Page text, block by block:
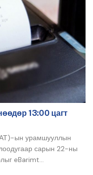
13:00 цагт
ын урамшууллын
сарын 22-ны
eBarimt...